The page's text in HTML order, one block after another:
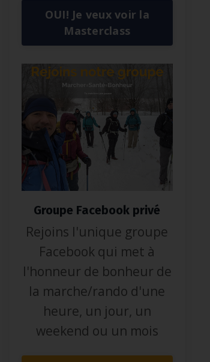
OUI! Je veux voir la
Masterclass
Groupe Facebook privé
Rejoins l'unique groupe
Facebook qui met à
l'honneur de bonheur de
la marche/rando d'une
heure, un jour, un
weekend ou un mois